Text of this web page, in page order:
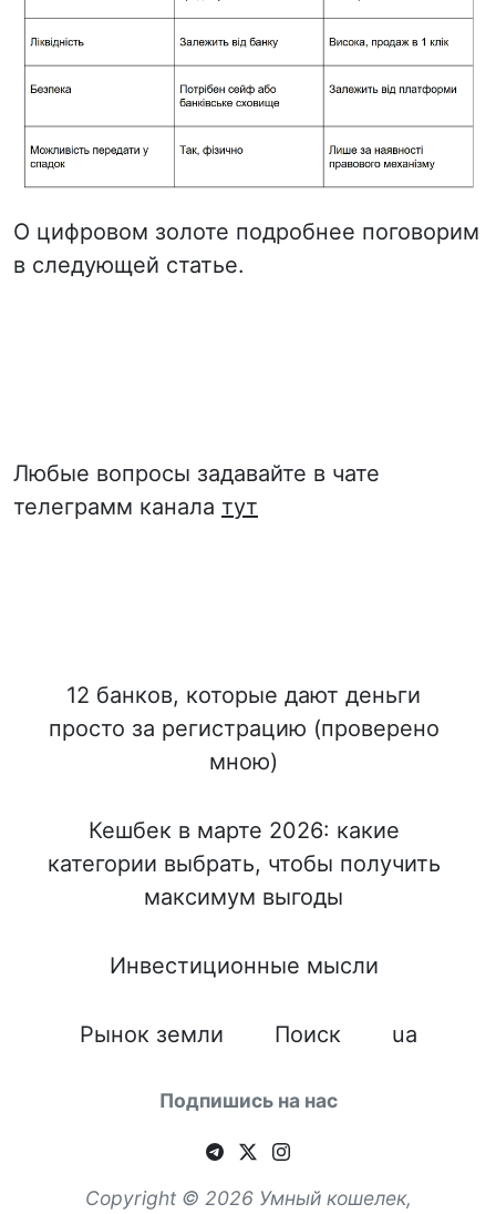
О цифровом золоте подробнее поговорим
в следующей статье.
Любые вопросы задавайте в чате
телеграмм канала тут
12 банков, которые дают деньги
просто за регистрацию (проверено
мною)
Кешбек в марте 2026: какие
категории выбрать, чтобы получить
максимум выгоды
Инвестиционные мысли
Рынок земли Поиск ua
Подпишись на нас
Copyright © 2026 Умный кошелек,